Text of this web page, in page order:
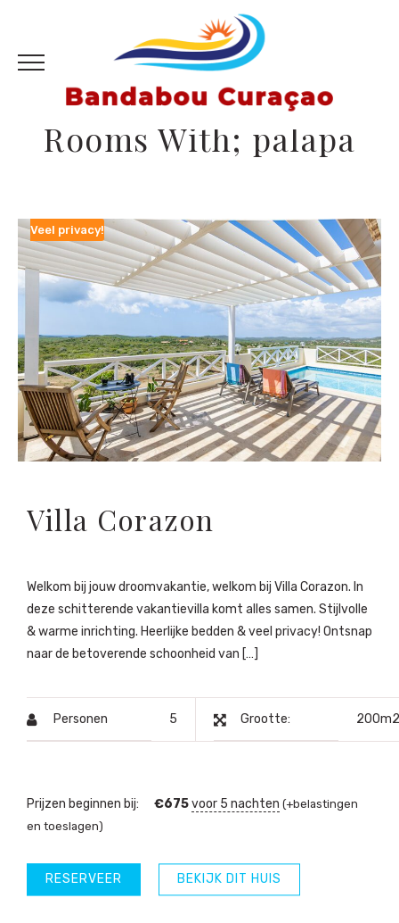
Rooms With; palapa
Veel privacy!
Villa Corazon
Welkom bij jouw droomvakantie, welkom bij Villa Corazon. In
deze schitterende vakantievilla komt alles samen. Stijlvolle
& warme inrichting. Heerlijke bedden & veel privacy! Ontsnap
naar de betoverende schoonheid van […]
Personen 5 Grootte: 200m2
Prijzen beginnen bij: €675voor 5 nachten (+belastingen
en toeslagen)
BEKIJK DIT HUIS
RESERVEER